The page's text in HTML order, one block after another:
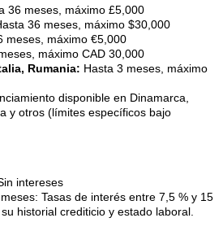
36 meses, máximo £5,000
36 meses, máximo $30,000
meses, máximo €5,000
máximo CAD 30,000
Rumania: Hasta 3 meses, máximo
disponible en Dinamarca,
y otros (límites específicos bajo
intereses
Tasas de interés entre 7,5 % y 15
historial crediticio y estado laboral.